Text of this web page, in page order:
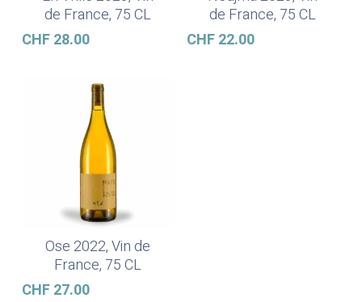
de France, 75 CL
CHF28.00
de France, 75 CL
CHF22.00
Ajouter Au Panier
Ose 2022, Vin de
France, 75 CL
CHF27.00